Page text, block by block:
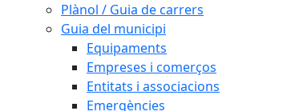
Plànol / Guia de carrers
Guia del municipi
Equipaments
Empreses i comerços
Entitats i associacions
Emergències